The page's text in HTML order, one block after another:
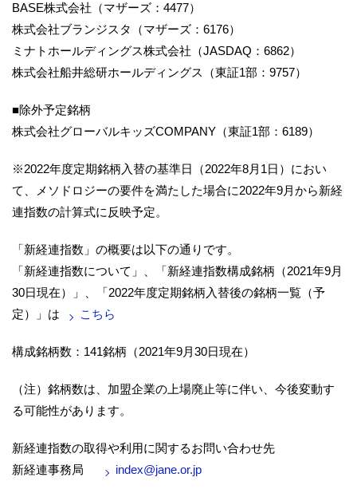
BASE株式会社（マザーズ：4477）
株式会社ブランジスタ（マザーズ：6176）
ミナトホールディングス株式会社（JASDAQ：6862）
株式会社船井総研ホールディングス（東証1部：9757）
■除外予定銘柄
株式会社グローバルキッズCOMPANY（東証1部：6189）
※2022年度定期銘柄入替の基準日（2022年8月1日）におい
て、メソドロジーの要件を満たした場合に2022年9月から新経
連指数の計算式に反映予定。
「新経連指数」の概要は以下の通りです。
「新経連指数について」、「新経連指数構成銘柄（2021年9月
30日現在）」、「2022年度定期銘柄入替後の銘柄一覧（予
定）」は
こちら
構成銘柄数：141銘柄（2021年9月30日現在）
（注）銘柄数は、加盟企業の上場廃止等に伴い、今後変動す
る可能性があります。
新経連指数の取得や利用に関するお問い合わせ先
新経連事務局
index@jane.or.jp